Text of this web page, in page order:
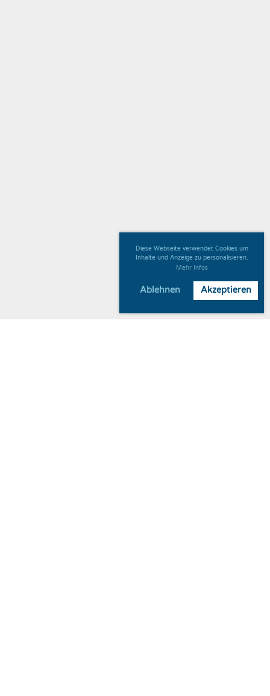
Diese Webseite verwendet Cookies um
Inhalte und Anzeige zu personalisieren.
Mehr Infos
Ablehnen Akzeptieren